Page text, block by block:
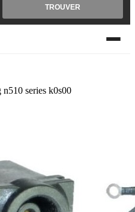
TROUVER
n510 series k0s00